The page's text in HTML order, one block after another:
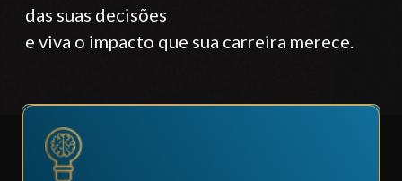
das suas decisões
e viva o impacto que sua carreira merece.